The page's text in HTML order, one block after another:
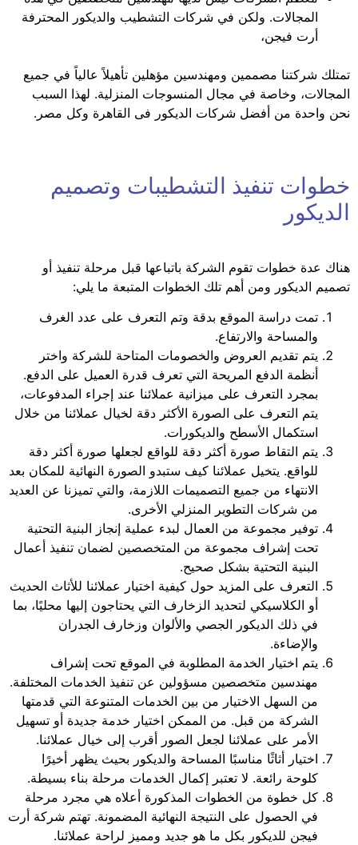
المجالات. ولكن في شركات التشطيب والديكور المحترفة
أرت فيجن،
تمتلك شركتنا مصممين ومهندسين مؤهلين تأهيلاً عالياً في جميع
المجالات، وخاصة في مجال المنسوجات المنزلية. لهذا السبب
نحن واحدة من أفضل شركات الديكور فى القاهرة وكل مصر.
خطوات تنفيذ التشطيبات وتصميم
الديكور
هناك عدة خطوات تقوم الشركة باتباعها قبل مرحلة تنفيذ أو
تصميم الديكور ومن أهم تلك الخطوات المتبعة ما يلي:
تمت دراسة الموقع بدقة وتم التعرف على عدد الغرف
والمساحة والارتفاع.
يتم تقديم العروض والخصومات المتاحة للشركة واختر
أنظمة الدفع المريحة التي تعرف قدرة العميل على الدفع.
بمجرد التعرف على ميزانية عملائنا عند إجراء المدفوعات،
يتم التعرف على الصورة الأكثر دقة لخيال عملائنا من خلال
استكمال الأسطح والديكورات.
يتم التقاط صورة أكثر دقة للواقع لجعلها صورة أكثر دقة
للواقع. يتخيل عملائنا كيف ستبدو الصورة النهائية للمكان بعد
الانتهاء من جميع التصميمات اللازمة، والتي تميزنا عن العديد
من شركات التطوير المنزلي الأخرى.
توفير مجموعة من العمال لبدء عملية إنجاز البنية التحتية
تحت إشراف مجموعة من المتخصصين لضمان تنفيذ أعمال
البنية التحتية بشكل صحيح.
التعرف على المزيد حول كيفية اختيار عملائنا للأثاث الحديث
أو الكلاسيكي لتحديد الزخارف التي يحتاجون إليها محليًا، بما
في ذلك الديكور الجصي والألوان وزخارف الجدران
والإضاءة.
يتم اختيار الخدمة المطلوبة في الموقع تحت إشراف
مهندسين متخصصين مسؤولين عن تنفيذ الخدمات المختلفة.
من السهل الاختيار من بين الخدمات المتنوعة التي قدمتها
الشركة من قبل. من الممكن اختيار خدمة جديدة أو تسهيل
الأمر على عملائنا لجعل الصور أقرب إلى خيال عملائنا.
اختيار أثاثًا مناسبًا المساحة والديكور بحيث يظهر أخيرًا
كلوحة رائعة. لا تعتبر إكمال الخدمات مرحلة بناء بسيطة.
كل خطوة من الخطوات المذكورة أعلاه هي مجرد مرحلة
في الحصول على النتيجة النهائية المضمونة. تهتم شركة أرت
فيجن للديكور بكل ما هو جديد ومميز لراحة عملائنا.